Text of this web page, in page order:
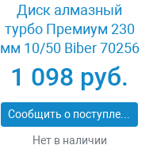
Диск алмазный
турбо Премиум 230
мм 10/50 Biber 70256
1 098 руб.
Сообщить о поступлении
Нет в наличии